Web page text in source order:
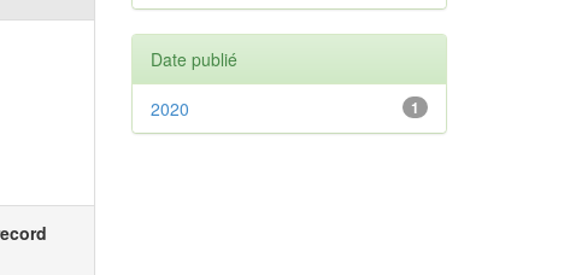
Date publié
1
2020